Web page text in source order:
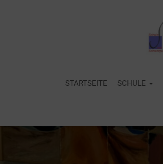
STARTSEITE SCHULE